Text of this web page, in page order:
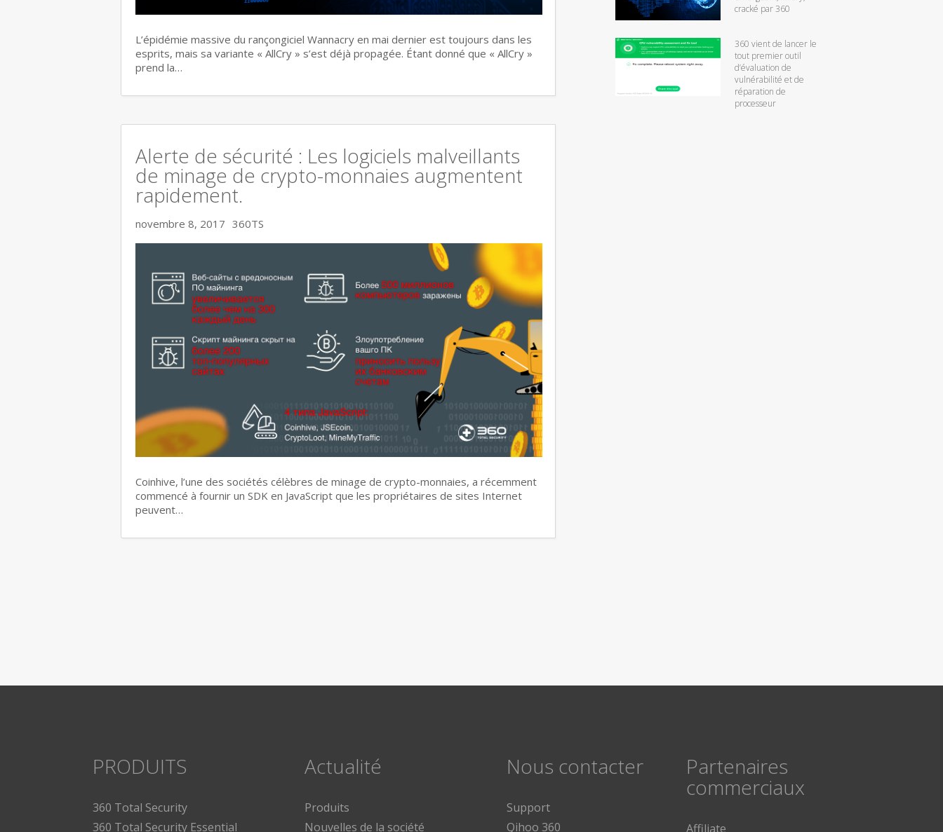
L’épidémie massive du rançongiciel Wannacry en mai dernier est toujours dans les
esprits, mais sa variante « AllCry » s’est déjà propagée. Étant donné que « AllCry »
prend la…
Alerte de sécurité : Les logiciels malveillants
de minage de crypto-monnaies augmentent
rapidement.
novembre 8, 2017 360TS
Coinhive, l’une des sociétés célèbres de minage de crypto-monnaies, a récemment
commencé à fournir un SDK en JavaScript que les propriétaires de sites Internet
peuvent…
cracké par 360
360 vient de lancer le
tout premier outil
d’évaluation de
vulnérabilité et de
réparation de
processeur
PRODUITS
360 Total Security
360 Total Security Essential
Actualité
Produits
Nouvelles de la société
Nous contacter
Support
Qihoo 360
Partenaires
commerciaux
Affiliate